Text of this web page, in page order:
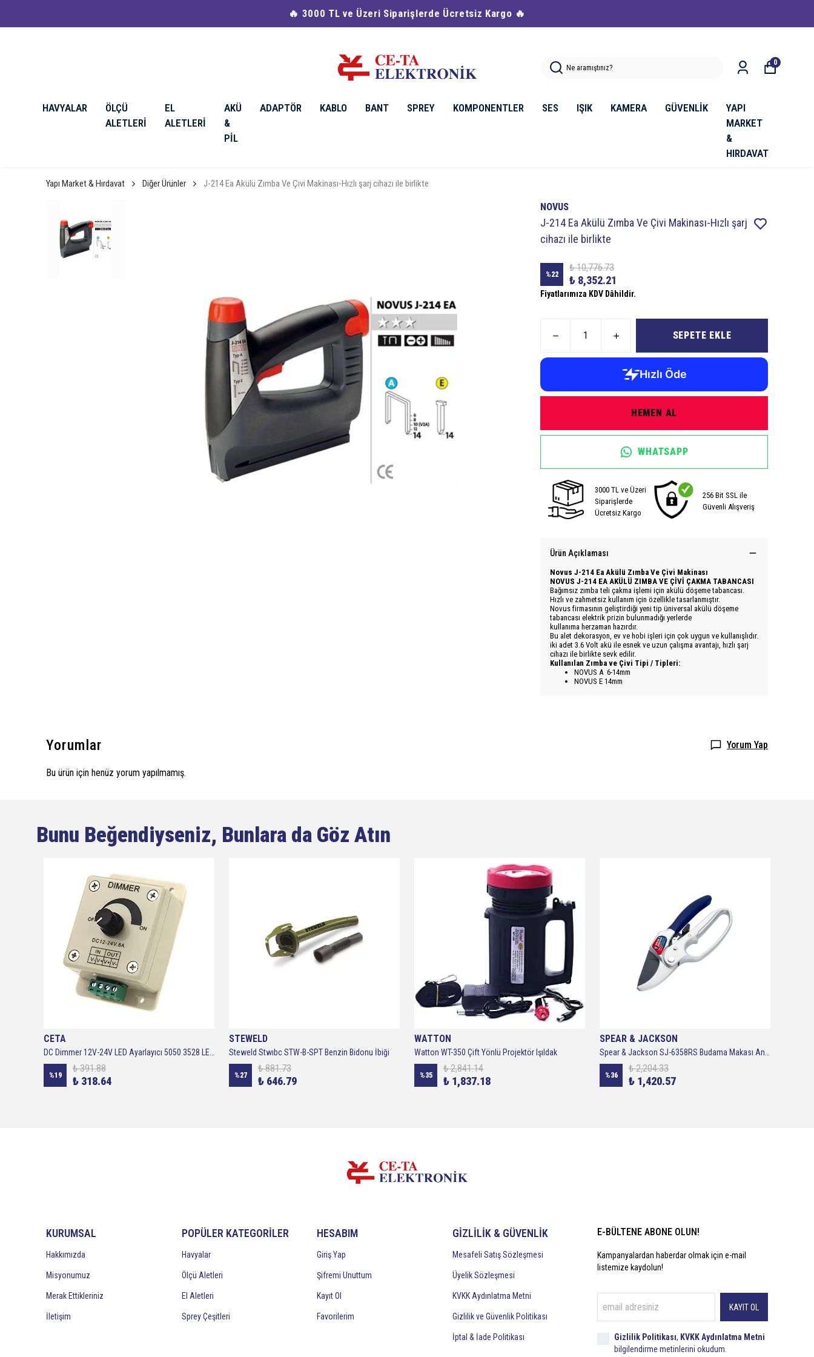
🔥 Havale & EFT Ödemelerinde %2 İndirim 🔥
HAVYALAR
ÖLÇÜ
ALETLERİ
EL
ALETLERİ
AKÜ
&
PİL
ADAPTÖR KABLO BANT SPREY KOMPONENTLER SES IŞIK KAMERA GÜVENLİK
YAPI
MARKET
&
HIRDAVAT
0
Yapı Market & Hırdavat Diğer Ürünler J-214 Ea Akülü Zımba Ve Çivi Makinası-Hızlı şarj cihazı ile birlikte
NOVUS
J-214 Ea Akülü Zımba Ve Çivi Makinası-Hızlı şarj
cihazı ile birlikte
%22
₺ 10,776.73
₺ 8,352.21
Fiyatlarımıza KDV Dâhildir.
SEPETE EKLE
HEMEN AL
WHATSAPP
3000 TL ve Üzeri
Siparişlerde
Ücretsiz Kargo
256 Bit SSL ile
Güvenli Alışveriş
Ürün Açıklaması
Novus J-214 Ea Akülü Zımba Ve Çivi Makinası
NOVUS J-214 EA AKÜLÜ ZIMBA VE ÇİVİ ÇAKMA TABANCASI
Bağımsız zımba teli çakma işlemi için akülü döşeme tabancası.
Hızlı ve zahmetsiz kullanım için özellikle tasarlanmıştır.
Novus firmasının geliştirdiği yeni tip üniversal akülü döşeme
tabancası elektrik prizin bulunmadığı yerlerde
kullanıma herzaman hazırdır.
Bu alet dekorasyon, ev ve hobi işleri için çok uygun ve kullanışlıdır.
iki adet 3.6 Volt akü ile esnek ve uzun çalışma avantajı, hızlı şarj
cihazı ile birlikte sevk edilir.
Kullanılan Zımba ve Çivi Tipi / Tipleri:
NOVUS A 6-14mm
NOVUS E 14mm
Yorumlar Yorum Yap
Bu ürün için henüz yorum yapılmamış.
Bunu Beğendiyseniz, Bunlara da Göz Atın
CETA
DC Dimmer 12V-24V LED Ayarlayıcı 5050 3528 LED Şerit için Manuel LED Dimmer 12-24V 8A Dc Dimmer
%19
₺ 391.88
₺ 318.64
STEWELD
Steweld Stwıbc STW-B-SPT Benzin Bidonu İbiği
%27
₺ 881.73
₺ 646.79
WATTON
Watton WT-350 Çift Yönlü Projektör Işıldak
%35
₺ 2,841.14
₺ 1,837.18
SPEAR & JACKSON
Spear & Jackson SJ-6358RS Budama Makası Anvil Cırcırlı
%36
₺ 2,204.33
₺ 1,420.57
KURUMSAL
Hakkımızda
Misyonumuz
Merak Ettikleriniz
İletişim
POPÜLER KATEGORİLER
Havyalar
Ölçü Aletleri
El Aletleri
Sprey Çeşitleri
HESABIM
Giriş Yap
Şifremi Unuttum
Kayıt Ol
Favorilerim
GİZLİLİK & GÜVENLİK
Mesafeli Satış Sözleşmesi
Üyelik Sözleşmesi
KVKK Aydınlatma Metni
Gizlilik ve Güvenlik Politikası
İptal & İade Politikası
E-BÜLTENE ABONE OLUN!
Kampanyalardan haberdar olmak için e-mail
listemize kaydolun!
KAYIT OL
Gizlilik Politikası, KVKK Aydınlatma Metni
bilgilendirme metinlerini okudum.